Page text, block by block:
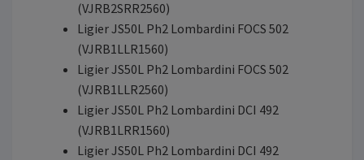
(VJRB2SRR2560)
Ligier JS50L Ph2 Lombardini FOCS 502
(VJRB1LLR1560)
Ligier JS50L Ph2 Lombardini FOCS 502
(VJRB1LLR2560)
Ligier JS50L Ph2 Lombardini DCI 492
(VJRB1LRR1560)
Ligier JS50L Ph2 Lombardini DCI 492